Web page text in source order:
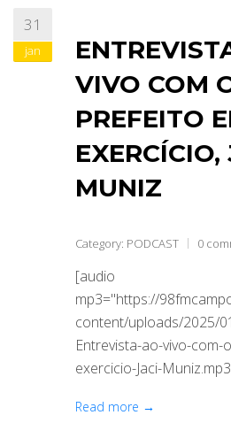
31
jan
VIVO COM
PREFEITO
EXERCÍCIO,
MUNIZ
Category: PODCAST 0
[audio
mp3="https://
content/uploads/2025/
Entrevista-ao-vivo-com-
exercicio-Jaci-
Read more →